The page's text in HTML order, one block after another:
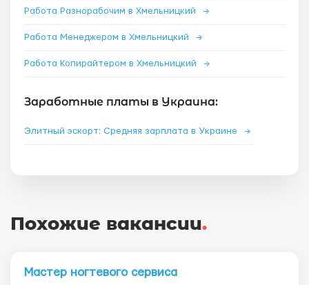
Работа Разнорабочим в Хмельницкий →
Работа Менеджером в Хмельницкий →
Работа Копирайтером в Хмельницкий →
Заработные платы в Украина:
Элитный эскорт: Средняя зарплата в Украине →
Похожие вакансии.
Мастер ногтевого сервиса